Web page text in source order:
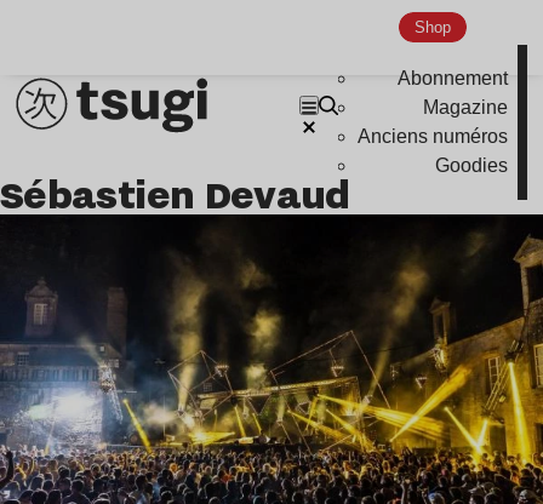
Shop
Abonnement
Magazine
Anciens numéros
Goodies
Indie
Sébastien Devaud